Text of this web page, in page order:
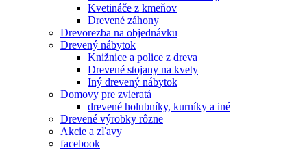
Kvetináče z kmeňov
Drevené záhony
Drevorezba na objednávku
Drevený nábytok
Knižnice a police z dreva
Drevené stojany na kvety
Iný drevený nábytok
Domovy pre zvieratá
drevené holubníky, kurníky a iné
Drevené výrobky rôzne
Akcie a zľavy
facebook